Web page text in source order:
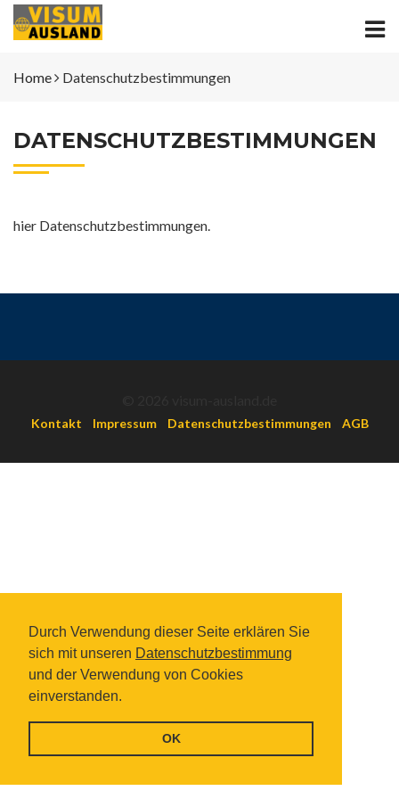
Durch Verwendung dieser Seite erklären Sie
sich mit unseren Datenschutzbestimmung
und der Verwendung von Cookies
einverstanden.
OK
Home Datenschutzbestimmungen
DATENSCHUTZBESTIMMUNGEN
hier Datenschutzbestimmungen.
Kontakt Impressum Datenschutzbestimmungen AGB